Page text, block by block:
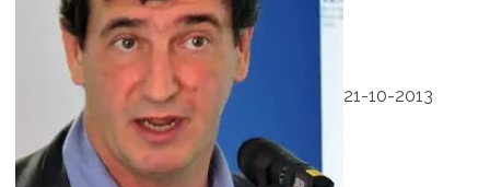
21-10-2013